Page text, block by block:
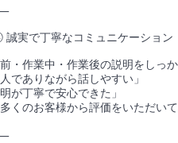
実で丁寧なコミュニケーション
・作業中・作業後の説明をしっ
人でありながら話しやすい」
明が丁寧で安心できた」
くのお客様から評価をいただいて